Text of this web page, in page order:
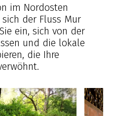
im Nordosten
der Fluss Mur
ein, sich von der
und die lokale
die Ihre